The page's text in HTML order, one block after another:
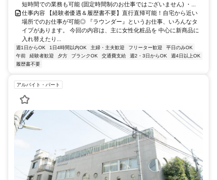
短時間での業務も可能 (固定時間制のお仕事ではございません) ・...
仕事内容 【経験者優遇＆履歴書不要】直行直帰可能！自宅から近い
場所でのお仕事が可能◎ 『ラウンダー』というお仕事、いろんなタ
イプがあります。 今回の内容は、主に女性化粧品を 中心に新商品に
入れ替えたり...
週1日からOK 1日4時間以内OK 主婦・主夫歓迎 フリーター歓迎
平日のみOK
午前
経験者歓迎 夕方 ブランクOK 交通費支給 週2・3日からOK
週4日以上OK
履歴書不要
アルバイト・パート